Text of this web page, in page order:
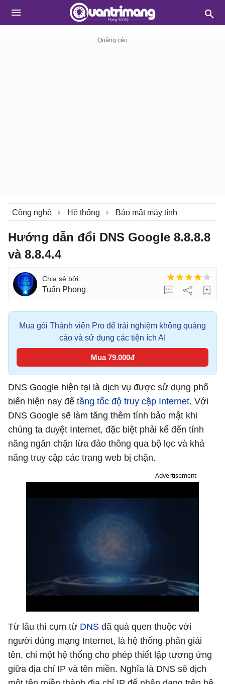
Công nghệ Hệ thống Bảo mật máy tính
Hướng dẫn đổi DNS Google 8.8.8.8
và 8.8.4.4
Tuấn Phong
Mua gói Thành viên Pro để trải nghiệm không quảng
cáo và sử dụng các tiện ích AI
Mua 79.000đ
DNS Google hiện tại là dịch vụ được sử dụng phổ
biến hiện nay để tăng tốc độ truy cập Internet. Với
DNS Google sẽ làm tăng thêm tính bảo mật khi
chúng ta duyệt Internet, đặc biệt phải kể đến tính
năng ngăn chặn lừa đảo thông qua bộ lọc và khả
năng truy cập các trang web bị chặn.
Advertisement
Từ lâu thì cụm từ DNS đã quá quen thuộc với
người dùng mạng Internet, là hệ thống phân giải
tên, chỉ một hệ thống cho phép thiết lập tương ứng
giữa địa chỉ IP và tên miền. Nghĩa là DNS sẽ dịch